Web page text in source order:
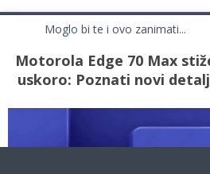
Moglo bi te i ovo zanimati...
Motorola Edge 70 Max
uskoro: Poznati novi
Usporedi mobitele